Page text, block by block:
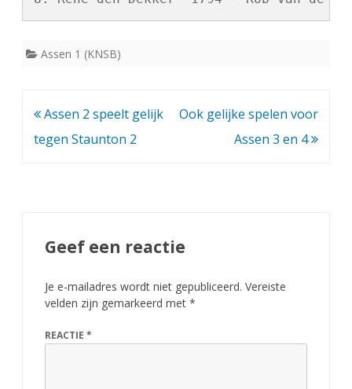
Assen 1 (KNSB)
Bericht
navigatie
Assen 2 speelt gelijk
tegen Staunton 2
Ook gelijke spelen voor
Assen 3 en 4
Geef een reactie
Je e-mailadres wordt niet gepubliceerd. Vereiste
velden zijn gemarkeerd met *
REACTIE *